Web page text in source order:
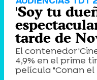
'Soy tu
tarde de
El contenedor
4,9% en el prime
película "Conan